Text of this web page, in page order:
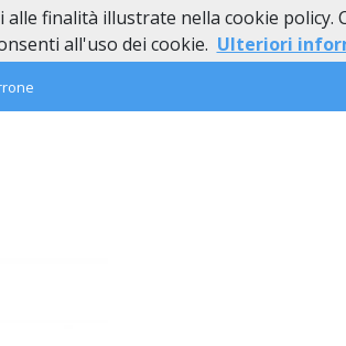
di Decesso Lutti Personaggi Pubblici
finalità illustrate nella cookie policy.
all'uso dei cookie. Ulteriori